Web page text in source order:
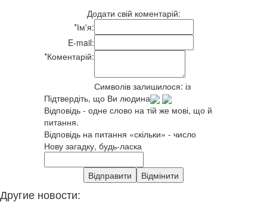
Додати свій коментарій:
*Ім'я:
E-mail:
*Коментарій:
Символів залишилося: із
Підтвердіть, що Ви людина
Відповідь - одне слово на тій же мові, що й
питання.
Відповідь на питання «скільки» - число
Нову загадку, будь-ласка
Другие новости: